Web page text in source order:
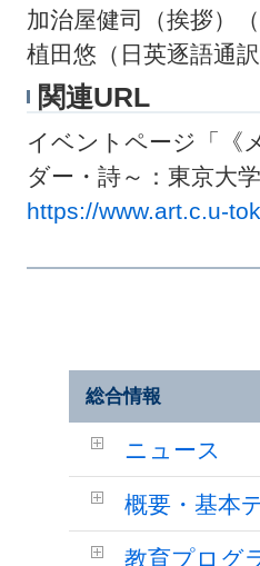
加治屋健司（挨拶）
植田悠（日英逐語通
関連URL
イベントページ「《
ダー・詩～：東京大
https://www.art.c.u-
総合情報
ニュース
概要・基本
教育プログ